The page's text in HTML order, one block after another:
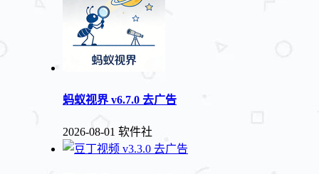
蚂蚁视界 v6.7.0 去广告
2026-08-01 软件社